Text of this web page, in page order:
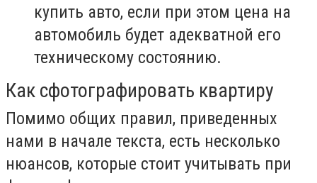
купить авто, если при этом цена на
автомобиль будет адекватной его
техническому состоянию.
Как сфотографировать квартиру
Помимо общих правил, приведенных
нами в начале текста, есть несколько
нюансов, которые стоит учитывать при